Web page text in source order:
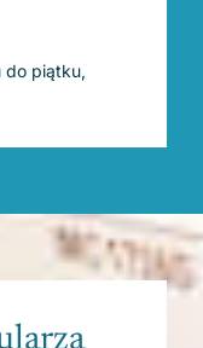
do piątku,